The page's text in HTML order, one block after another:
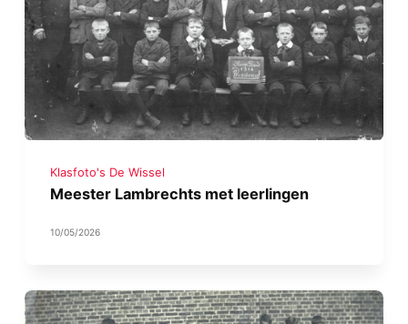
Klasfoto's De Wissel
Meester Lambrechts met leerlingen
10/05/2026